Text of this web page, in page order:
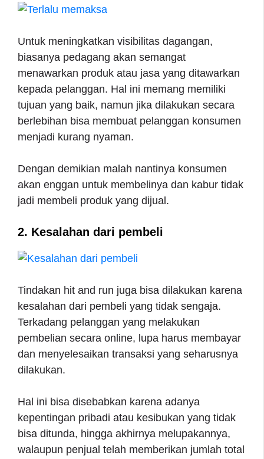
Untuk meningkatkan visibilitas dagangan,
biasanya pedagang akan semangat
menawarkan produk atau jasa yang ditawarkan
kepada pelanggan. Hal ini memang memiliki
tujuan yang baik, namun jika dilakukan secara
berlebihan bisa membuat pelanggan konsumen
menjadi kurang nyaman.
Dengan demikian malah nantinya konsumen
akan enggan untuk membelinya dan kabur tidak
jadi membeli produk yang dijual.
2. Kesalahan dari pembeli
Tindakan hit and run juga bisa dilakukan karena
kesalahan dari pembeli yang tidak sengaja.
Terkadang pelanggan yang melakukan
pembelian secara online, lupa harus membayar
dan menyelesaikan transaksi yang seharusnya
dilakukan.
Hal ini bisa disebabkan karena adanya
kepentingan pribadi atau kesibukan yang tidak
bisa ditunda, hingga akhirnya melupakannya,
walaupun penjual telah memberikan jumlah total